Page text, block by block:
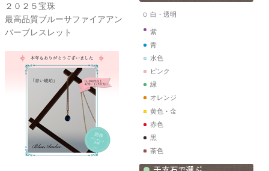
２０２５宝珠
最高品質ブルーサファイアアン
バーブレスレット
白・透明
紫
青
水色
ピンク
緑
オレンジ
黄色・金
赤色
黒
茶色